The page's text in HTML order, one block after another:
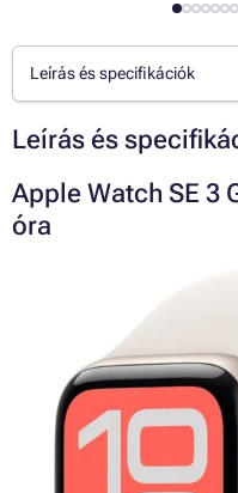
Leírás és specifikációk
Leírás és
Apple Watch SE 3
óra